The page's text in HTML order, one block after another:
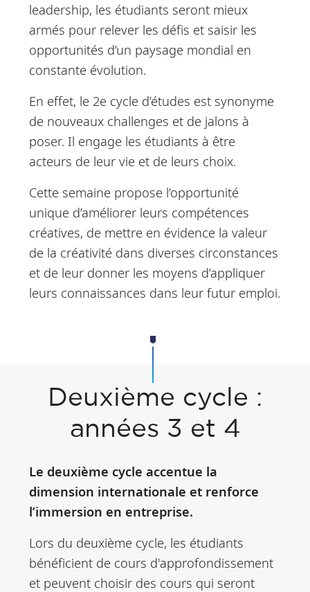
leadership, les étudiants seront mieux
armés pour relever les défis et saisir les
opportunités d’un paysage mondial en
constante évolution.
En effet, le 2e cycle d’études est synonyme
de nouveaux challenges et de jalons à
poser. Il engage les étudiants à être
acteurs de leur vie et de leurs choix.
Cette semaine propose l’opportunité
unique d’améliorer leurs compétences
créatives, de mettre en évidence la valeur
de la créativité dans diverses circonstances
et de leur donner les moyens d’appliquer
leurs connaissances dans leur futur emploi.
Deuxième cycle :
années 3 et 4
Le deuxième cycle accentue la
dimension internationale et renforce
l’immersion en entreprise.
Lors du deuxième cycle, les étudiants
bénéficient de cours d'approfondissement
et peuvent choisir des cours qui seront